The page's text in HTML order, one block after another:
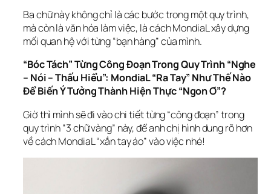
Ba chữ này không chỉ là các bước trong một quy trình,
mà còn là văn hóa làm việc, là cách MondiaL xây dựng
mối quan hệ với từng “bạn hàng” của mình.
“Bóc Tách” Từng Công Đoạn Trong Quy Trình “Nghe
– Nói – Thấu Hiểu”: MondiaL “Ra Tay” Như Thế Nào
Để Biến Ý Tưởng Thành Hiện Thực “Ngon Ơ”?
Giờ thì mình sẽ đi vào chi tiết từng “công đoạn” trong
quy trình “3 chữ vàng” này, để anh chị hình dung rõ hơn
về cách MondiaL “xắn tay áo” vào việc nhé!